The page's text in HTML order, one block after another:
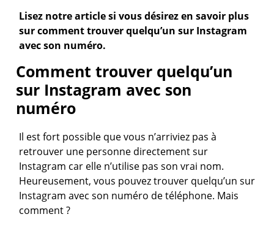
Lisez notre article si vous désirez en savoir plus
sur comment trouver quelqu’un sur Instagram
avec son numéro.
Comment trouver quelqu’un
sur Instagram avec son
numéro
Il est fort possible que vous n’arriviez pas à
retrouver une personne directement sur
Instagram car elle n’utilise pas son vrai nom.
Heureusement, vous pouvez trouver quelqu’un sur
Instagram avec son numéro de téléphone. Mais
comment ?